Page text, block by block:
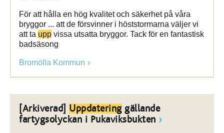
För att hålla en hög kvalitet och säkerhet på våra
bryggor ... att de försvinner i höststormarna väljer vi
att ta upp vissa utsatta bryggor. Tack för en fantastisk
badsäsong
Bromölla Kommun
[Arkiverad] Uppdatering gällande
fartygsolyckan i Pukaviksbukten